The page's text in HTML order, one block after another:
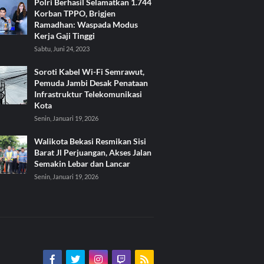
Korban TPPO, Brigjen
Ramadhan: Waspada Modus
Kerja Gaji Tinggi
Sabtu, Juni 24, 2023
Soroti Kabel Wi-Fi Semrawut,
Pemuda Jambi Desak Penataan
Infrastruktur Telekomunikasi
Kota
Senin, Januari 19, 2026
Walikota Bekasi Resmikan Sisi
Barat Jl Perjuangan, Akses Jalan
Semakin Lebar dan Lancar
Senin, Januari 19, 2026